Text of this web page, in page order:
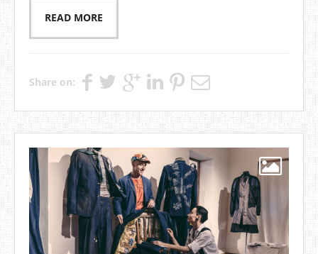
READ MORE
Share on: